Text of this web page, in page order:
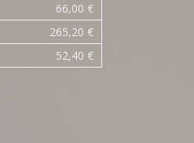
66,00 €
265,20 €
52,40 €